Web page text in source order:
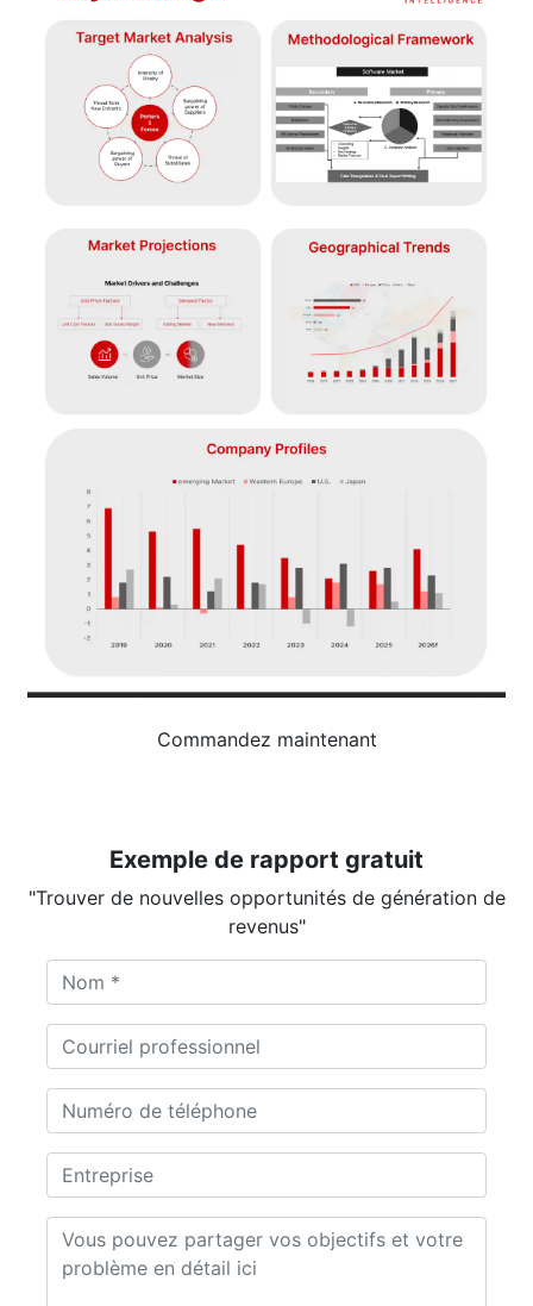
Commandez maintenant
Exemple de rapport gratuit
"Trouver de nouvelles opportunités de génération de
revenus"